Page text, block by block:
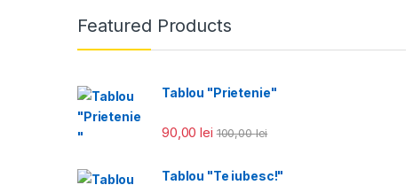
Featured Products
Tablou "Prietenie"
90,00lei 100,00lei
Tablou "Te iubesc!"